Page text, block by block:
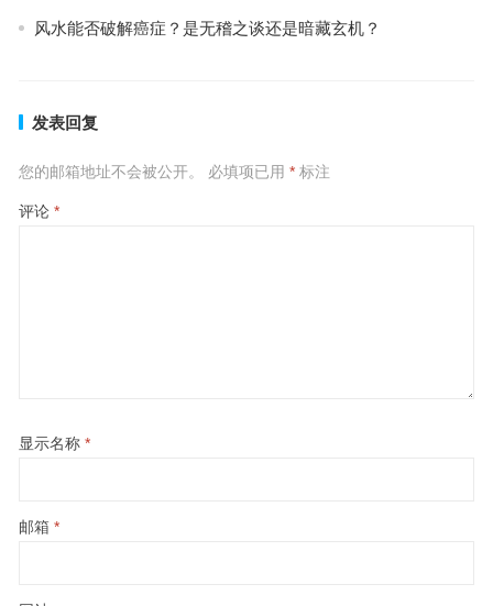
风水能否破解癌症？是无稽之谈还是暗藏玄机？
发表回复
您的邮箱地址不会被公开。 必填项已用 *标注
评论 *
显示名称 *
邮箱 *